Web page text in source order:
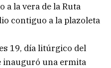
a la vera de la Ruta
contiguo a la plazoleta
19, día litúrgico del
inauguró una ermita